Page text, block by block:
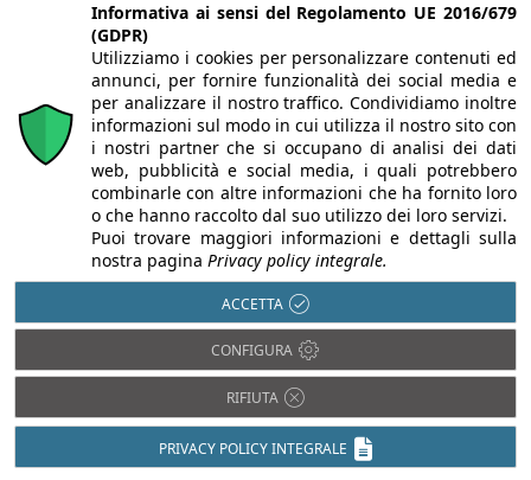
Informativa ai sensi del Regolamento UE 2016/679
(GDPR)
Utilizziamo i cookies per personalizzare contenuti ed
annunci, per fornire funzionalità dei social media e
per analizzare il nostro traffico. Condividiamo inoltre
informazioni sul modo in cui utilizza il nostro sito con
i nostri partner che si occupano di analisi dei dati
web, pubblicità e social media, i quali potrebbero
combinarle con altre informazioni che ha fornito loro
o che hanno raccolto dal suo utilizzo dei loro servizi.
Puoi trovare maggiori informazioni e dettagli sulla
nostra pagina Privacy policy integrale.
ACCETTA
CONFIGURA
RIFIUTA
PRIVACY POLICY INTEGRALE